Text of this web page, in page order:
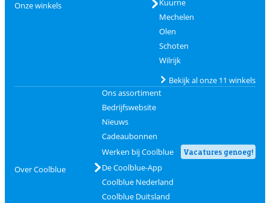
Onze winkels
Kuurne
Mechelen
Olen
Schoten
Wilrijk
Bekijk al onze 11 winkels
Over Coolblue
Ons assortiment
Bedrijfswebsite
Nieuws
Cadeaubonnen
Werken bij Coolblue
Vacatures genoeg!
De Coolblue-App
Coolblue Nederland
Coolblue Duitsland